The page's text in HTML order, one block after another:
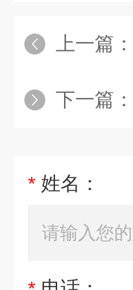
上一篇：
下一篇：
* 姓名：